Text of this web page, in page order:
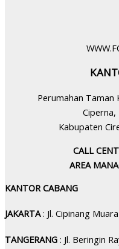
Perumahan Taman
Ciperna,
Kabupaten
CALL
AREA
KANTOR CABANG
JAKARTA: Jl. Cipinang
TANGERANG : Jl. Beringin